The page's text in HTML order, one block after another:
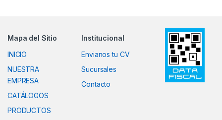
Mapa del Sitio
INICIO
NUESTRA
EMPRESA
CATÁLOGOS
PRODUCTOS
Institucional
Envianos tu CV
Sucursales
Contacto